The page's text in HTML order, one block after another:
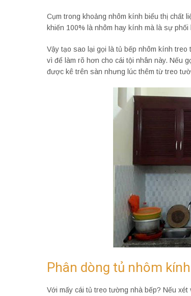
Cụm trong khoảng nhôm kính biểu thị chất
khiến 100% là nhôm hay kính mà là sự
Vậy tạo sao lại gọi là tủ bếp nhôm kính
vì để làm rõ hơn cho cái tội nhân này. Nếu
được kê trên sàn nhưng lúc thêm từ treo
Phân dòng tủ nhôm
Với mấy cái tủ treo tường nhà bếp? Nếu